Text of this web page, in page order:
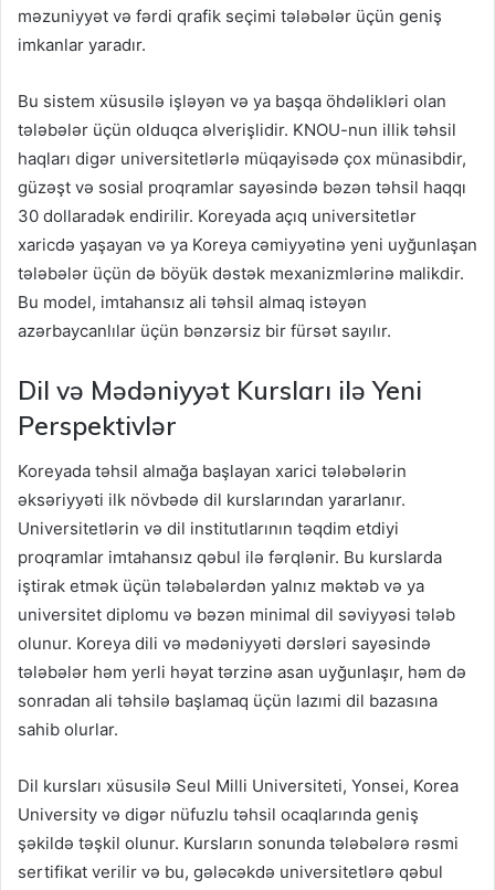
məzuniyyət və fərdi qrafik seçimi tələbələr üçün geniş
imkanlar yaradır.
Bu sistem xüsusilə işləyən və ya başqa öhdəlikləri olan
tələbələr üçün olduqca əlverişlidir. KNOU-nun illik təhsil
haqları digər universitetlərlə müqayisədə çox münasibdir,
güzəşt və sosial proqramlar sayəsində bəzən təhsil haqqı
30 dollaradək endirilir. Koreyada açıq universitetlər
xaricdə yaşayan və ya Koreya cəmiyyətinə yeni uyğunlaşan
tələbələr üçün də böyük dəstək mexanizmlərinə malikdir.
Bu model, imtahansız ali təhsil almaq istəyən
azərbaycanlılar üçün bənzərsiz bir fürsət sayılır.
Dil və Mədəniyyət Kursları ilə Yeni
Perspektivlər
Koreyada təhsil almağa başlayan xarici tələbələrin
əksəriyyəti ilk növbədə dil kurslarından yararlanır.
Universitetlərin və dil institutlarının təqdim etdiyi
proqramlar imtahansız qəbul ilə fərqlənir. Bu kurslarda
iştirak etmək üçün tələbələrdən yalnız məktəb və ya
universitet diplomu və bəzən minimal dil səviyyəsi tələb
olunur. Koreya dili və mədəniyyəti dərsləri sayəsində
tələbələr həm yerli həyat tərzinə asan uyğunlaşır, həm də
sonradan ali təhsilə başlamaq üçün lazımi dil bazasına
sahib olurlar.
Dil kursları xüsusilə Seul Milli Universiteti, Yonsei, Korea
University və digər nüfuzlu təhsil ocaqlarında geniş
şəkildə təşkil olunur. Kursların sonunda tələbələrə rəsmi
sertifikat verilir və bu, gələcəkdə universitetlərə qəbul